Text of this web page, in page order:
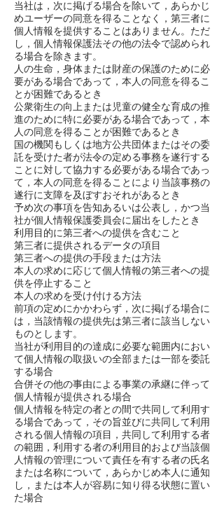
当社は，次に掲げる場合を除いて，あらかじ
めユーザーの同意を得ることなく，第三者に
個人情報を提供することはありません。ただ
し，個人情報保護法その他の法令で認められ
る場合を除きます。
人の生命，身体または財産の保護のために必
要がある場合であって，本人の同意を得るこ
とが困難であるとき
公衆衛生の向上または児童の健全な育成の推
進のために特に必要がある場合であって，本
人の同意を得ることが困難であるとき
国の機関もしくは地方公共団体またはその委
託を受けた者が法令の定める事務を遂行する
ことに対して協力する必要がある場合であっ
て，本人の同意を得ることにより当該事務の
遂行に支障を及ぼすおそれがあるとき
予め次の事項を告知あるいは公表し，かつ当
社が個人情報保護委員会に届出をしたとき
利用目的に第三者への提供を含むこと
第三者に提供されるデータの項目
第三者への提供の手段または方法
本人の求めに応じて個人情報の第三者への提
供を停止すること
本人の求めを受け付ける方法
前項の定めにかかわらず，次に掲げる場合に
は，当該情報の提供先は第三者に該当しない
ものとします。
当社が利用目的の達成に必要な範囲内におい
て個人情報の取扱いの全部または一部を委託
する場合
合併その他の事由による事業の承継に伴って
個人情報が提供される場合
個人情報を特定の者との間で共同して利用す
る場合であって，その旨並びに共同して利用
される個人情報の項目，共同して利用する者
の範囲，利用する者の利用目的および当該個
人情報の管理について責任を有する者の氏名
または名称について，あらかじめ本人に通知
し，または本人が容易に知り得る状態に置い
た場合